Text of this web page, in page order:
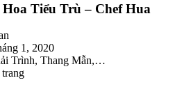
Tiểu Trù – Chef Hua
1, 2020
Trình, Thang Mẫn,…